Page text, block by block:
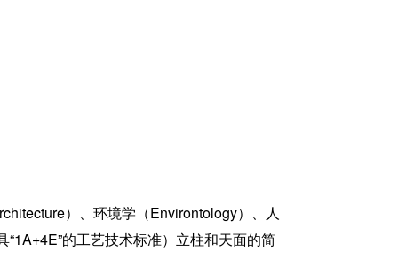
）、环境学（Environtology）、人
的工艺技术标准）立柱和天面的简